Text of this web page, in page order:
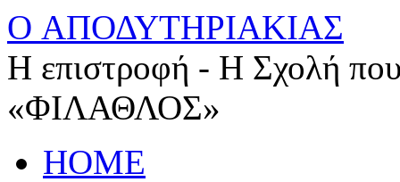
O ΑΠΟΔΥΤΗΡΙΑΚΙΑΣ
Η επιστροφή - Η Σχολή
«ΦΙΛΑΘΛΟΣ»
HOME